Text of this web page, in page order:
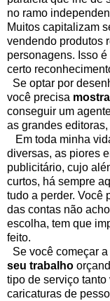
no ramo
Muitos capitalizam
vendendo produtos
personagens. Isso
certo
Se optar por
você precisa
conseguir um
as grandes
Em toda minha
diversas, as piores
publicitário, cujo
curtos, há sempre
tudo a perder. Você
das contas não
escolha, tem que
feito.
Se você começar
seu trabalho
tipo de serviço
caricaturas de